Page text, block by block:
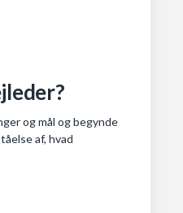
og mål og begynde
af, hvad